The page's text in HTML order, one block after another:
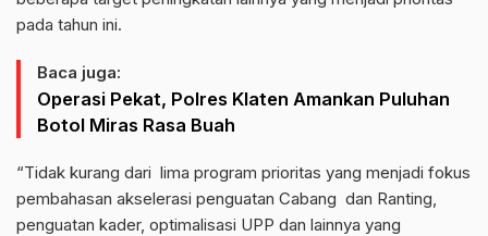
pada tahun ini.
Baca juga:
Operasi Pekat, Polres Klaten Amankan Puluhan
Botol Miras Rasa Buah
“Tidak kurang dari lima program prioritas yang menjadi fokus
pembahasan akselerasi penguatan Cabang dan Ranting,
penguatan kader, optimalisasi UPP dan lainnya yang